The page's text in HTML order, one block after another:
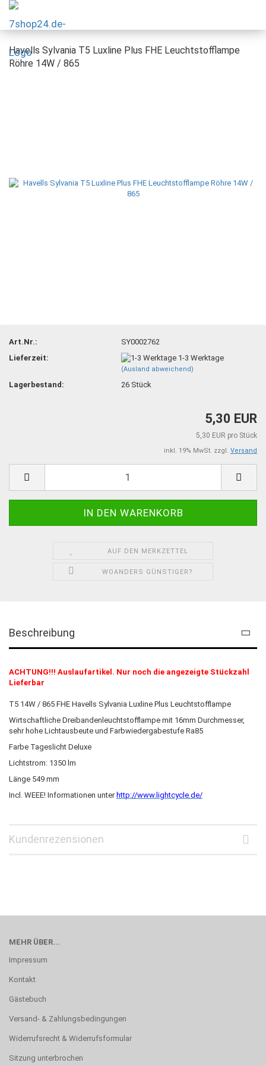
Havells Sylvania T5 Luxline Plus FHE Leuchtstofflampe
Röhre 14W / 865
Art.Nr.:
SY0002762
Lieferzeit:
1-3 Werktage
(Ausland abweichend)
Lagerbestand: 26 Stück
5,30 EUR
5,30 EUR pro Stück
inkl. 19% MwSt. zzgl. Versand
AUF DEN MERKZETTEL
WOANDERS GÜNSTIGER?
Beschreibung
ACHTUNG!!! Auslaufartikel. Nur noch die angezeigte Stückzahl
Lieferbar
T5 14W / 865 FHE Havells Sylvania Luxline Plus Leuchtstofflampe
Wirtschaftliche Dreibandenleuchtstofflampe mit 16mm Durchmesser,
sehr hohe Lichtausbeute und Farbwiedergabestufe Ra85
Farbe Tageslicht Deluxe
Lichtstrom: 1350 lm
Länge 549 mm
Incl. WEEE! Informationen unterhttp://www.lightcycle.de/
Kundenrezensionen
MEHR ÜBER...
Impressum
Kontakt
Gästebuch
Versand- & Zahlungsbedingungen
Widerrufsrecht & Widerrufsformular
Sitzung unterbrochen